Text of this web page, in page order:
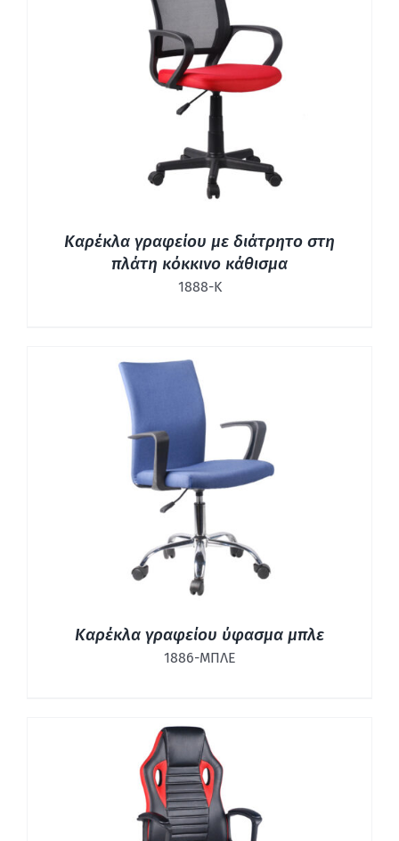
ΛΕΠΤΟΜΈΡΕΙΕΣ
Καρέκλα γραφείου με διάτρητο στη
πλάτη κόκκινο κάθισμα
1888-Κ
ΛΕΠΤΟΜΈΡΕΙΕΣ
Καρέκλα γραφείου ύφασμα μπλε
1886-ΜΠΛΕ